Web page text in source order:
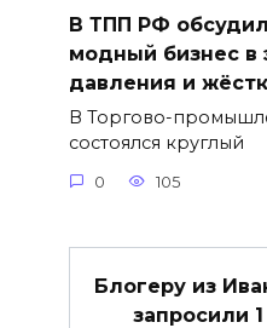
В ТПП РФ
модный бизнес в
давления и
В Торгово-
состоялся круглый
0 105
Блогеру из
запросили